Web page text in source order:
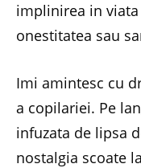
implinirea in
onestitatea sau
Imi amintesc cu
a copilariei. Pe
infuzata de lipsa
nostalgia scoate